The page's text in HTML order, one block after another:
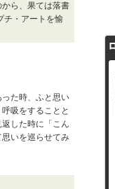
ら、果ては落書
チ・アートを愉
た時、ふと思い
吸をすることと
した時に「こん
いを巡らせてみ